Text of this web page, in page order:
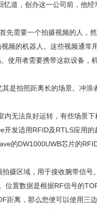
道，创办这一公司前，他经
先需要一个拍摄视频的人，
频的机器人。这些视频通常
使用者需要携带这款设备，
是拍照距离长的场景。冲浪
无法良好运转，有些场景
发适用RFID及RTLS应用的
的DW1000UWB芯片的
摄区域，用于接收腕带信号
位置数据是根据RF信号的
距离，那么您便可以使用三